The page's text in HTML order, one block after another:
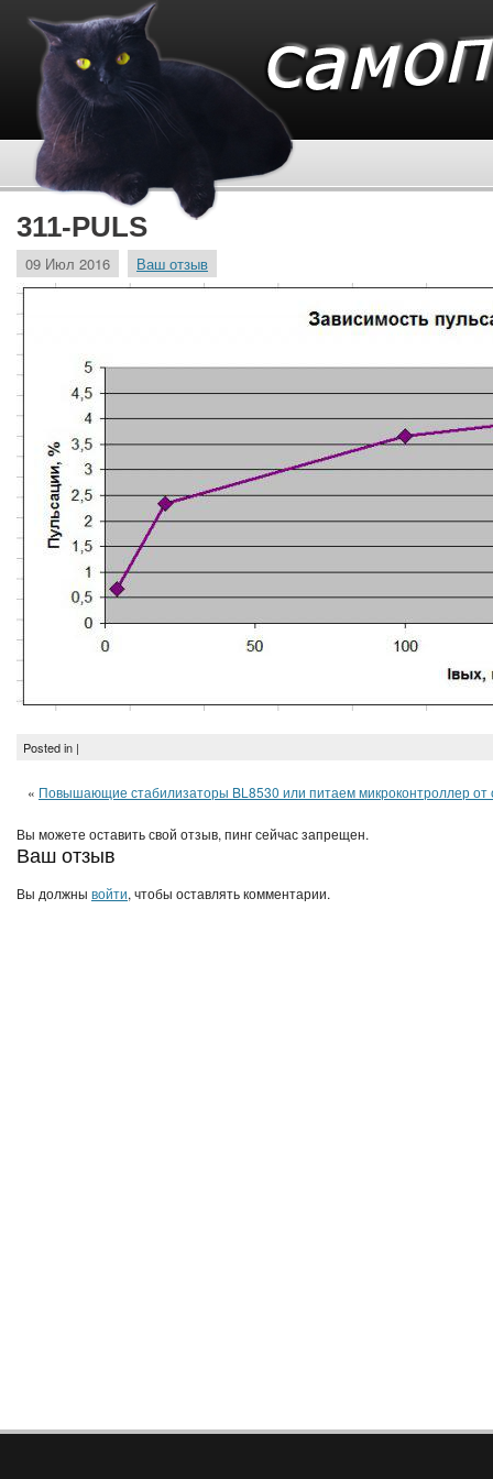
311-PULS
09 Июл 2016 Ваш отзыв
Posted in |
« Повышающие стабилизаторы BL8530 или питаем микроконтроллер от
Вы можете оставить свой отзыв, пинг сейчас запрещен.
Ваш отзыв
Вы должны войти, чтобы оставлять комментарии.